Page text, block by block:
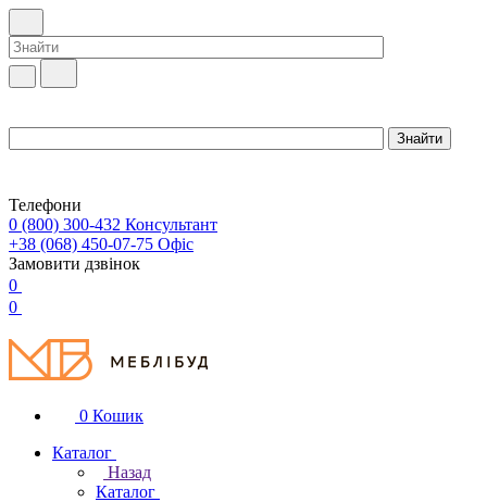
Телефони
0 (800) 300-432 Консультант
+38 (068) 450-07-75 Офіс
Замовити дзвінок
0
0
0 Кошик
Каталог
Назад
Каталог